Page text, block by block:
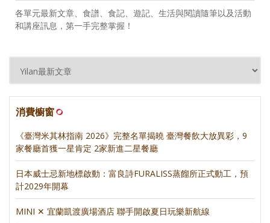
各單元最新文章、食譜、食記、遊記、生活與閱讀隨筆以及活動
和講座訊息，第一手完整掌握！
消費櫥窗
《臺灣米其林指南 2026》完整名單揭曉 臺灣餐飲大放異彩，9
家餐廳首獲一星肯定 2家新進二星餐廳
日本威士忌新地標啟動：富良詩FURALISS蒸餾所正式動工，預
計2029年開幕
MINI ✕ 宜蘭凱渡廣場酒店 聯手開啟夏日玩樂新航線